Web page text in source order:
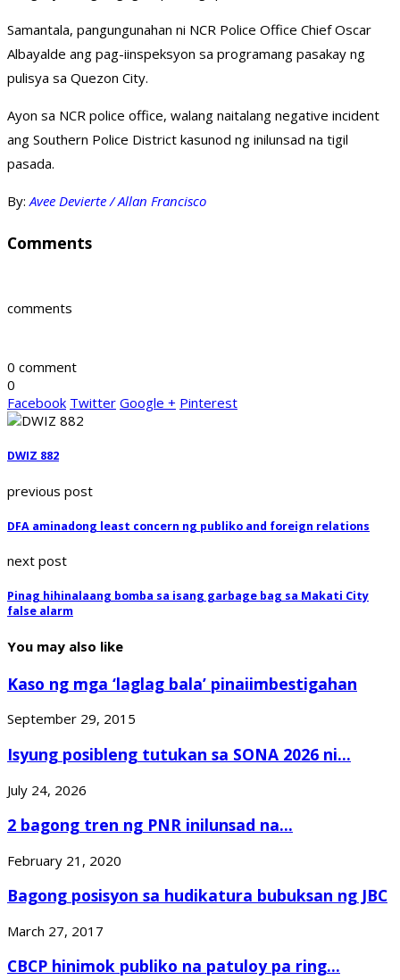
Samantala, pangungunahan ni NCR Police Office Chief Oscar
Albayalde ang pag-iinspeksyon sa programang pasakay ng
pulisya sa Quezon City.
Ayon sa NCR police office, walang naitalang negative incident
ang Southern Police District kasunod ng inilunsad na tigil
pasada.
By:Avee Devierte / Allan Francisco
Comments
comments
0 comment
0
Facebook Twitter Google + Pinterest
DWIZ 882
previous post
DFA aminadong least concern ng publiko and foreign relations
next post
Pinag hihinalaang bomba sa isang garbage bag sa Makati City
false alarm
You may also like
Kaso ng mga ‘laglag bala’ pinaiimbestigahan
September 29, 2015
Isyung posibleng tutukan sa SONA 2026 ni...
July 24, 2026
2 bagong tren ng PNR inilunsad na...
February 21, 2020
Bagong posisyon sa hudikatura bubuksan ng JBC
March 27, 2017
CBCP hinimok publiko na patuloy pa ring...